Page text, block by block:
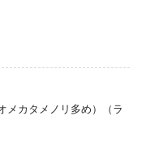
メカタメノリ多め）（ラ